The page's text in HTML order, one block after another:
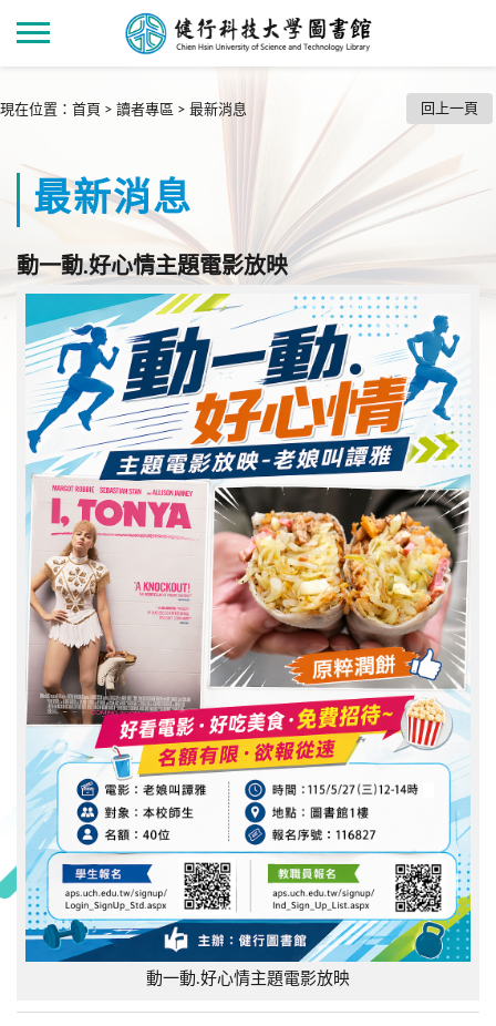
現在位置 ： 首頁 > 讀者專區 > 最新消息 回上一頁
最新消息
動一動.好心情主題電影放映
動一動.好心情主題電影放映